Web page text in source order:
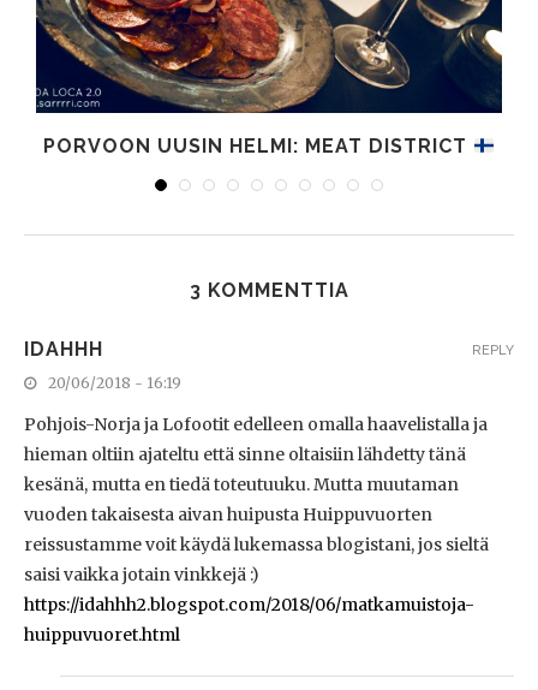
PORVOON UUSIN HELMI: MEAT DISTRICT
3 KOMMENTTIA
IDAHHH
20/06/2018 - 16:19
Pohjois-Norja ja Lofootit edelleen omalla haavelistalla ja
hieman oltiin ajateltu että sinne oltaisiin lähdetty tänä
kesänä, mutta en tiedä toteutuuku. Mutta muutaman
vuoden takaisesta aivan huipusta Huippuvuorten
reissustamme voit käydä lukemassa blogistani, jos sieltä
saisi vaikka jotain vinkkejä :)
https://idahhh2.blogspot.com/2018/06/matkamuistoja-
huippuvuoret.html
REPLY